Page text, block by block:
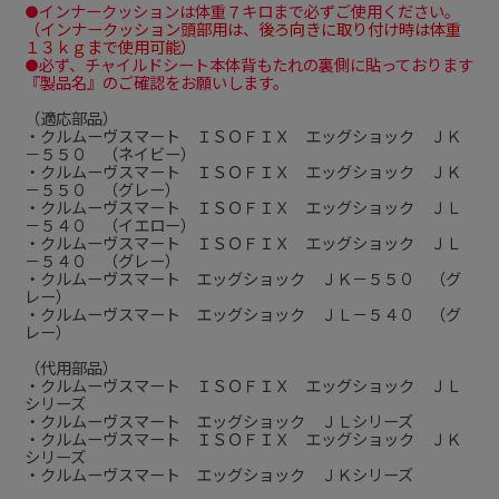
●インナークッションは体重７キロまで必ずご使用ください。
（インナークッション頭部用は、後ろ向きに取り付け時は体重
１３ｋｇまで使用可能）
●必ず、チャイルドシート本体背もたれの裏側に貼っております
『製品名』のご確認をお願いします。
（適応部品）
・クルムーヴスマート ＩＳＯＦＩＸ エッグショック ＪＫ
－５５０ （ネイビー）
・クルムーヴスマート ＩＳＯＦＩＸ エッグショック ＪＫ
－５５０ （グレー）
・クルムーヴスマート ＩＳＯＦＩＸ エッグショック ＪＬ
－５４０ （イエロー）
・クルムーヴスマート ＩＳＯＦＩＸ エッグショック ＪＬ
－５４０ （グレー）
・クルムーヴスマート エッグショック ＪＫ－５５０ （グ
レー）
・クルムーヴスマート エッグショック ＪＬ－５４０ （グ
レー）
（代用部品）
・クルムーヴスマート ＩＳＯＦＩＸ エッグショック ＪＬ
シリーズ
・クルムーヴスマート エッグショック ＪＬシリーズ
・クルムーヴスマート ＩＳＯＦＩＸ エッグショック ＪＫ
シリーズ
・クルムーヴスマート エッグショック ＪＫシリーズ